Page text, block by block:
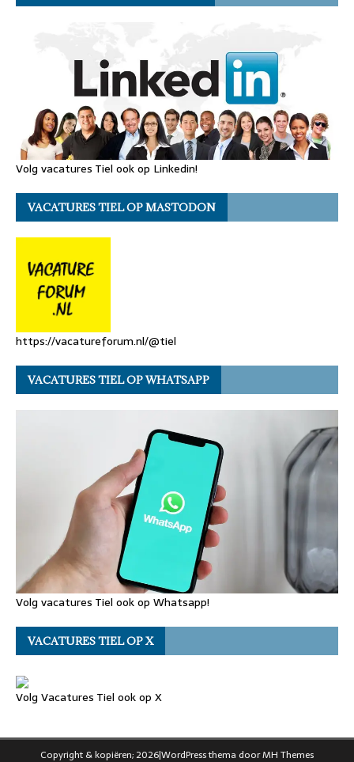
Volg vacatures Tiel ook op Linkedin!
VACATURES TIEL OP MASTODON
https://vacatureforum.nl/@tiel
VACATURES TIEL OP WHATSAPP
Volg vacatures Tiel ook op Whatsapp!
VACATURES TIEL OP X
Volg Vacatures Tiel ook op X
Copyright & kopiëren; 2026|WordPress thema doorMH Themes